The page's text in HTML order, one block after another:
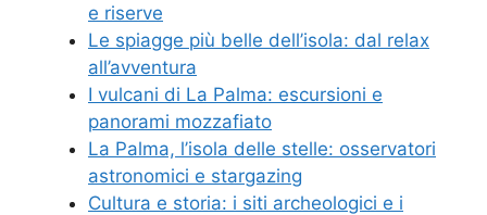
e riserve
Le spiagge più belle dell’isola: dal relax
all’avventura
I vulcani di La Palma: escursioni e
panorami mozzafiato
La Palma, l’isola delle stelle: osservatori
astronomici e stargazing
Cultura e storia: i siti archeologici e i